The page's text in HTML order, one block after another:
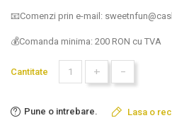
📧Comenzi prin e-mail:
💰Comanda minima: 200 RON cu TVA
Cantitate + -
Pune o intrebare. Lasa o